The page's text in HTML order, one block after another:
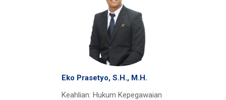
Eko Prasetyo, S.H., M.H.
Keahlian: Hukum Kepegawaian